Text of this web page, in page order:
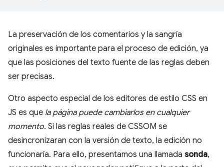
La preservación de los comentarios y la sangría
originales es importante para el proceso de edición, ya
que las posiciones del texto fuente de las reglas deben
ser precisas.
Otro aspecto especial de los editores de estilo CSS en
JS es que la página puede cambiarlos en cualquier
momento. Si las reglas reales de CSSOM se
desincronizaran con la versión de texto, la edición no
funcionaría. Para ello, presentamos una llamada sonda,